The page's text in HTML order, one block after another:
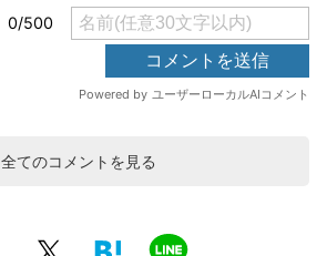
全てのコメントを見る